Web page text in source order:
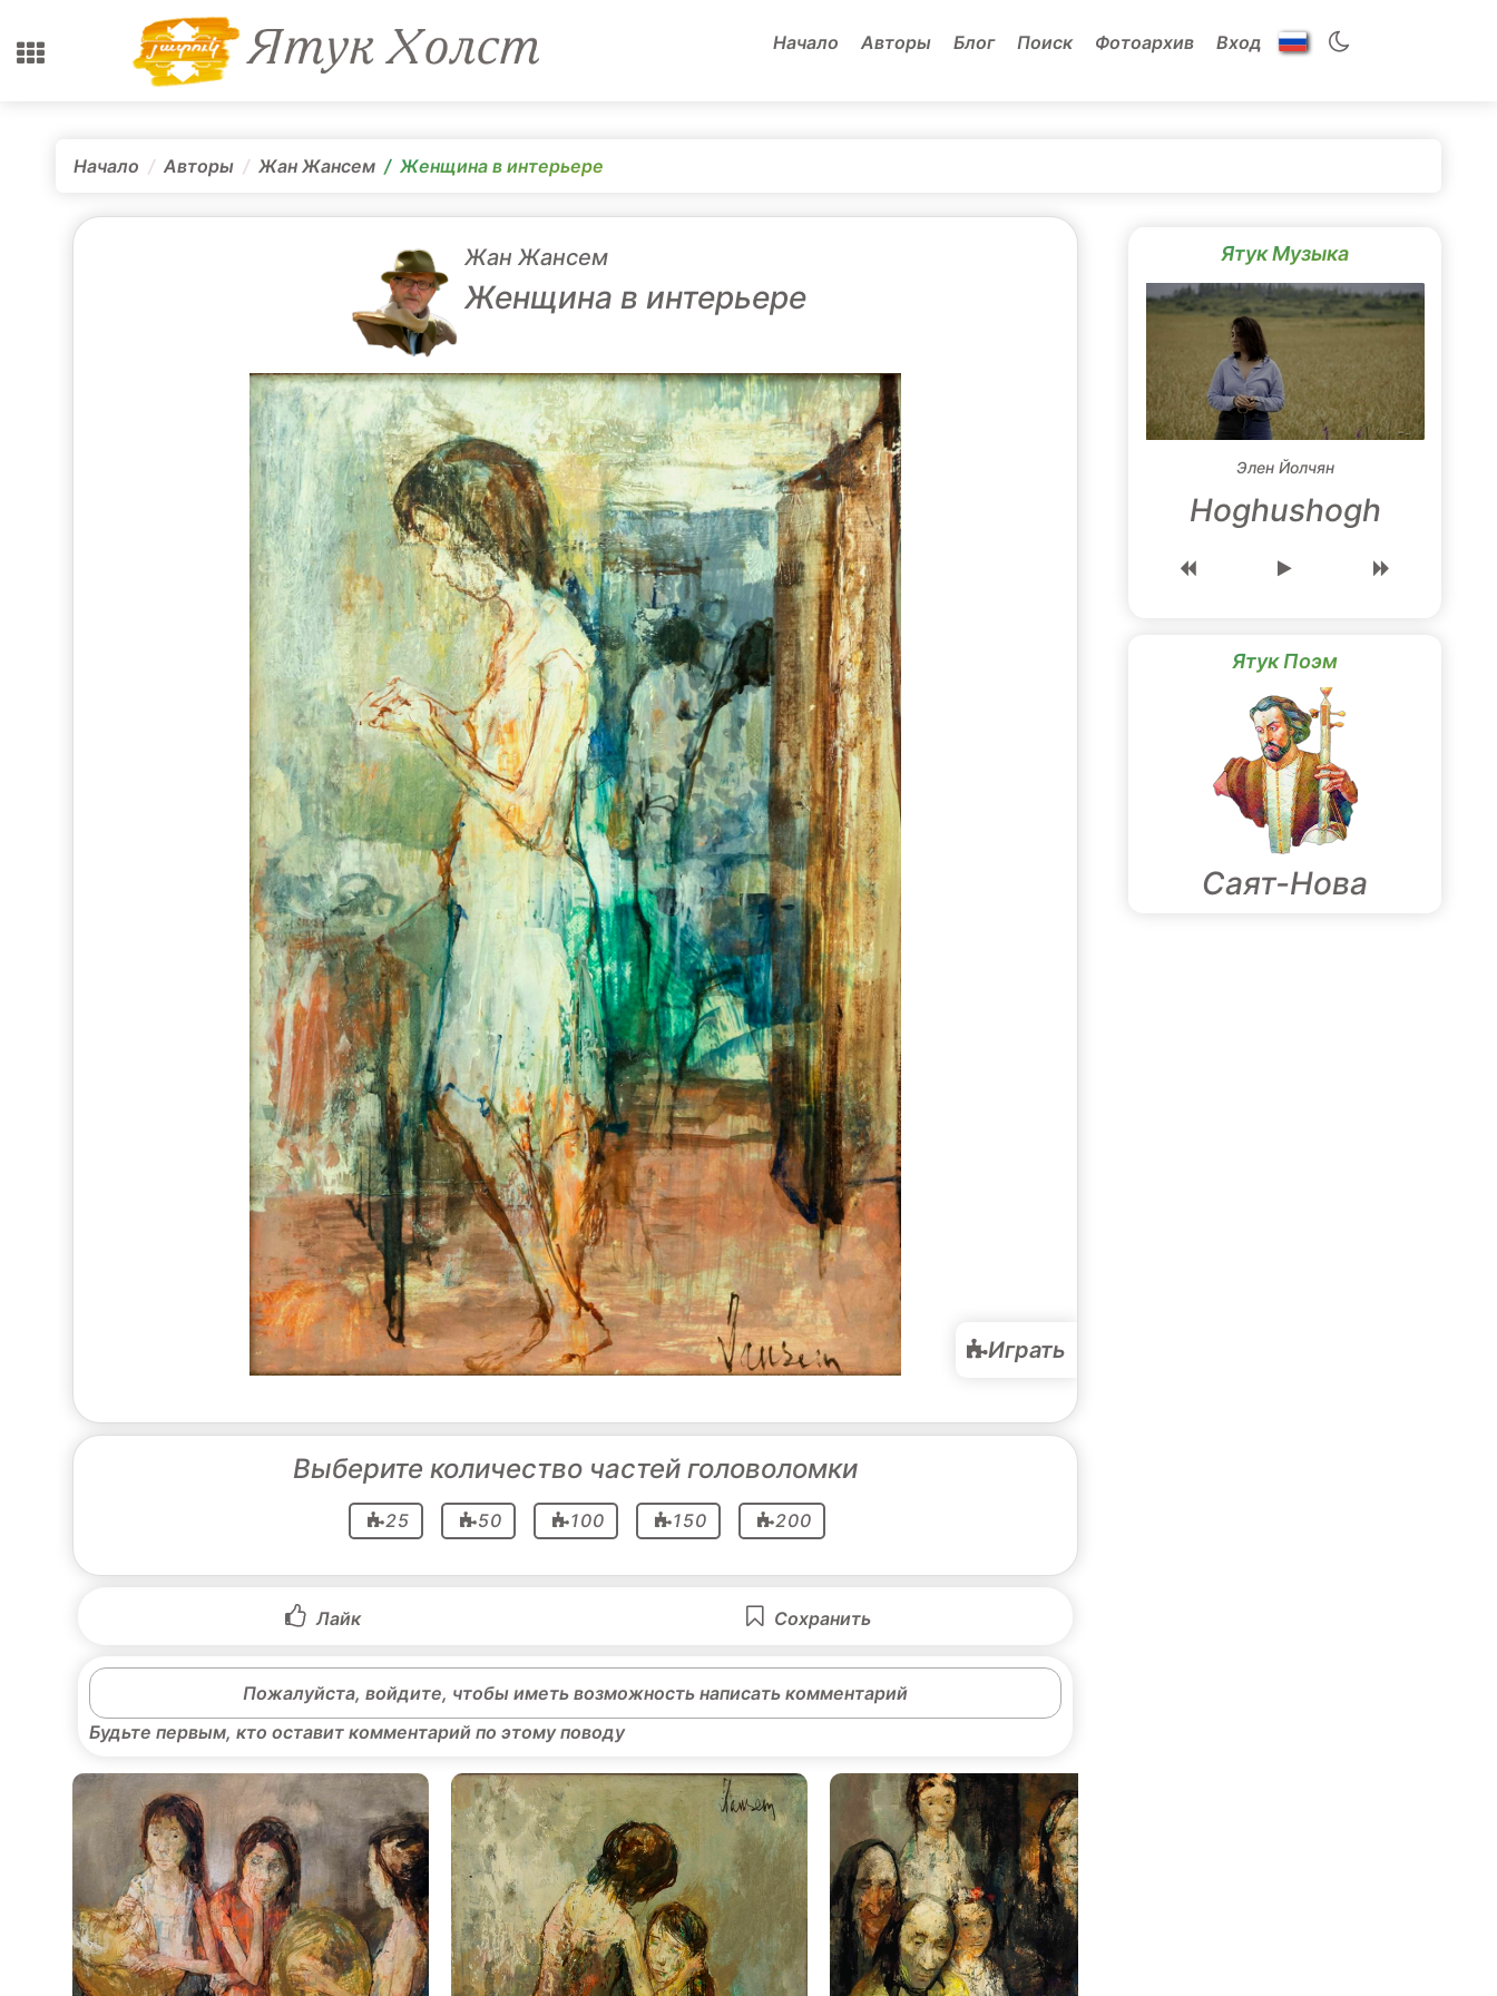
Начало Авторы Блог Поиск Фотоархив Вход
Начало Авторы Жан Жансем Женщина в интерьере
Жан Жансем
Женщина в интерьере
Играть
Выберите количество частей головоломки
25 50 100 150 200
Лайк Сохранить
Пожалуйста, войдите, чтобы иметь возможность написать комментарий
Будьте первым, кто оставит комментарий по этому поводу
Ятук Музыка
Элен Йолчян
Hoghushogh
Ятук Поэм
Саят-Нова